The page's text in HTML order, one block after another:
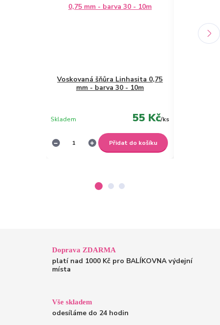
Voskovaná šňůra Linhasita 0,75
mm - barva 30 - 10m
55 Kč/ks
Skladem
Přidat do košíku
Doprava ZDARMA
platí nad 1000 Kč pro BALÍKOVNA výdejní
místa
Vše skladem
odesíláme do 24 hodin